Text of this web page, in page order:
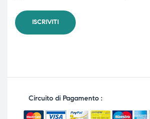
Circuito di Pagamento :